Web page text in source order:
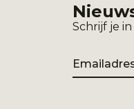
Schrijf je
Email